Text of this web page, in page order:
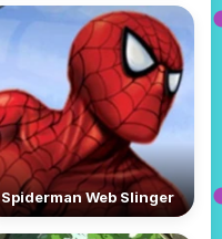
Spiderman Web Slinger